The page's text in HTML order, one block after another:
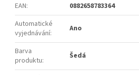
EAN:
0882658783364
Automatické
vyjednávání: Ano
Barva
produktu: Šedá